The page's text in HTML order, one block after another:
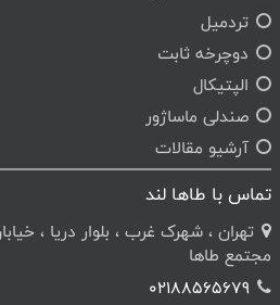
تردمیل
دوچرخه ثابت
الپتیکال
صندلی ماساژور
آرشیو مقالات
تماس با طاها لند
مجتمع طاها
02188565679